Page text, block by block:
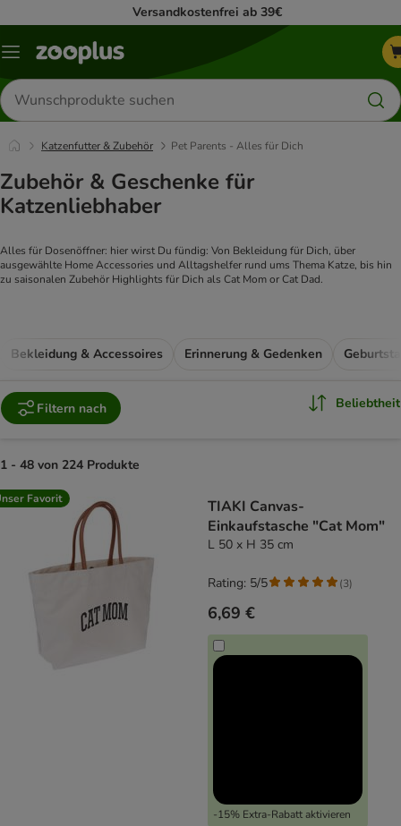
Versandkostenfrei ab 39€
Menü
Produkte
suchen
Katzenfutter & Zubehör Pet Parents - Alles für Dich
Zubehör & Geschenke für
Katzenliebhaber
Alles für Dosenöffner: hier wirst Du fündig: Von Bekleidung für Dich, über
ausgewählte Home Accessories und Alltagshelfer rund ums Thema Katze, bis hin
zu saisonalen Zubehör Highlights für Dich als Cat Mom or Cat Dad.
Bekleidung & Accessoires Erinnerung & Gedenken
Filtern nach Beliebtheit
1 - 48 von 224 Produkte
product items have been changed
Favorit
TIAKI Canvas-
Einkaufstasche "Cat Mom"
L 50 x H 35 cm
6,69 €
-15% Extra-Rabatt aktivieren
Rating: 5/5 (3)